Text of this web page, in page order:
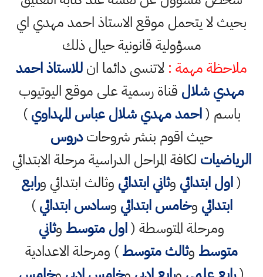
بحيث لا يتحمل موقع الاستاذ احمد مهدي اي
مسؤولية قانونية حيال ذلك
ملاحظة مهمة : لاتنسى دائما انللاستاذ احمد
مهدي شلال قناة رسمية على موقع اليوتيوب
باسم (احمد مهدي شلال عباس المهداوي)
حيث اقوم بنشر شروحاتدروس
الرياضيات لكافة المراحل الدراسية مرحلة الابتدائي
(اول ابتدائي وثاني ابتدائي وثالث ابتدائي ورابع
ابتدائي وخامس ابتدائي وسادس ابتدائي)
ومرحلة المتوسطة (اول متوسط وثاني
متوسط وثالث متوسط) ومرحلة الاعدادية